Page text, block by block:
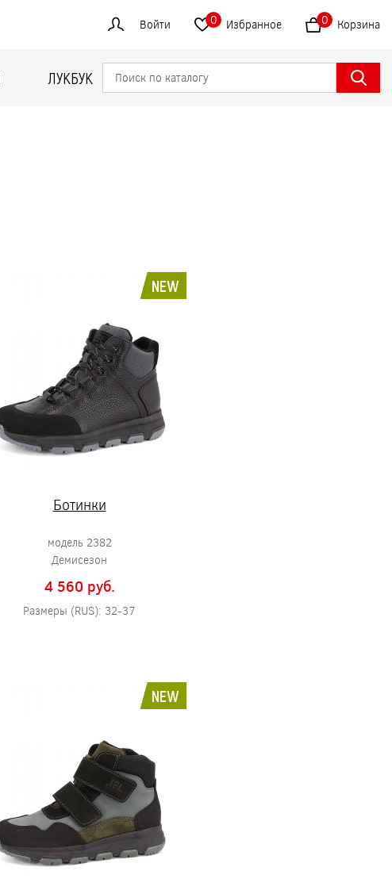
Войти Избранное
0 Корзина
0
ЛУКБУК
NEW
Ботинки
модель 2382
Демисезон
4 560 pуб.
Размеры (RUS): 32-37
NEW